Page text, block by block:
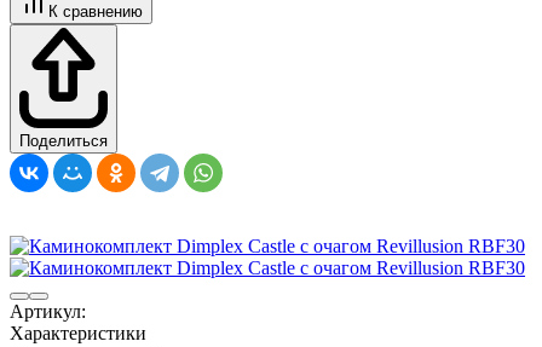
К сравнению
Поделиться
Артикул:
Характеристики